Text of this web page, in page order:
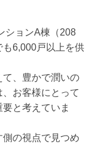
ションA棟（208
も6,000戸以上を供
、豊かで潤いの
お客様にとって
と考えていま
の視点で見つめ